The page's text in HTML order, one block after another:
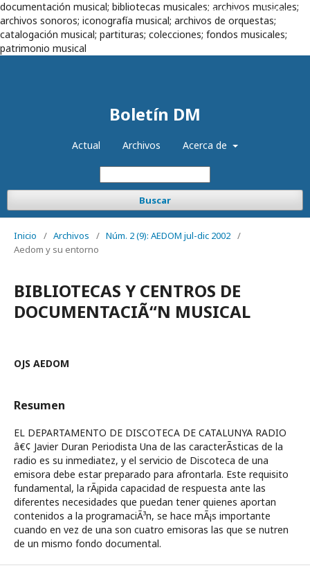
documentación musical; bibliotecas musicales; archivos musicales;
archivos sonoros; iconografía musical; archivos de orquestas;
catalogación musical; partituras; colecciones; fondos musicales;
patrimonio musical
Boletín DM
Actual Archivos Acerca de
Buscar
Registrarse Entrar
Inicio / Archivos / Núm. 2 (9): AEDOM jul-dic 2002 /
Aedom y su entorno
BIBLIOTECAS Y CENTROS DE
DOCUMENTACIÃ“N MUSICAL
OJS AEDOM
Resumen
EL DEPARTAMENTO DE DISCOTECA DE CATALUNYA RADIO
â€¢ Javier Duran Periodista Una de las caracterÃ­sticas de la
radio es su inmediatez, y el servicio de Discoteca de una
emisora debe estar preparado para afrontarla. Este requisito
fundamental, la rÃ¡pida capacidad de respuesta ante las
diferentes necesidades que puedan tener quienes aportan
contenidos a la programaciÃ³n, se hace mÃ¡s importante
cuando en vez de una son cuatro emisoras las que se nutren
de un mismo fondo documental.